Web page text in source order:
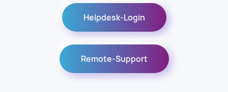
Helpdesk-Login
Remote-Support